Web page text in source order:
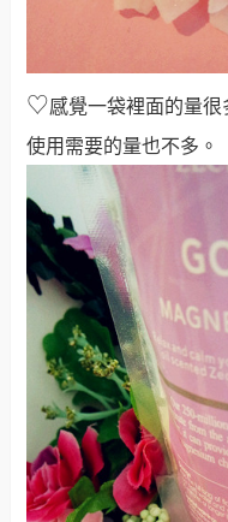
♡感覺一袋裡面的量
使用需要的量也不多。